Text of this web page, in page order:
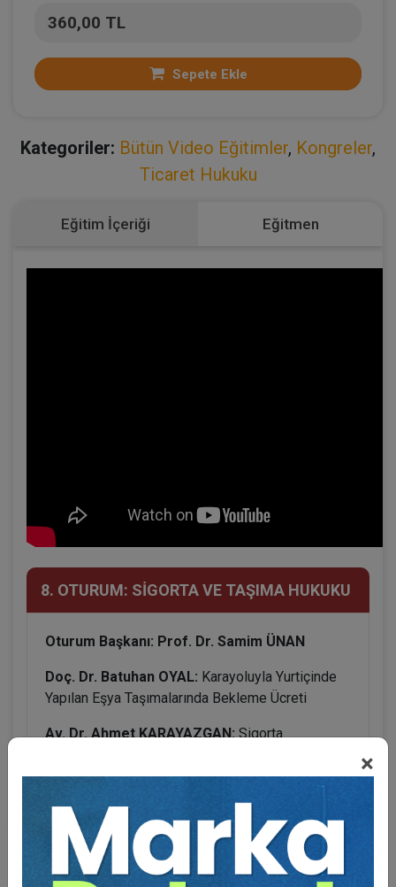
×
360,00 TL
Sepete Ekle
Kategoriler: Bütün Video Eğitimler, Kongreler,
Ticaret Hukuku
Eğitim İçeriği Eğitmen
8. OTURUM: SİGORTA VE TAŞIMA HUKUKU
Oturum Başkanı: Prof. Dr. Samim ÜNAN
Doç. Dr. Batuhan OYAL: Karayoluyla Yurtiçinde
Yapılan Eşya Taşımalarında Bekleme Ücreti
Av. Dr. Ahmet KARAYAZGAN:Sigorta
Etkisi